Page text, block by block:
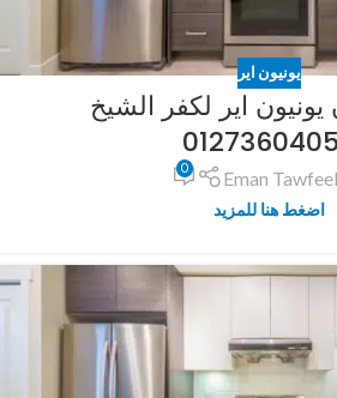
يونيون اير
اير لكفر الشيخ
Eman
0
اضغط هنا للمزيد